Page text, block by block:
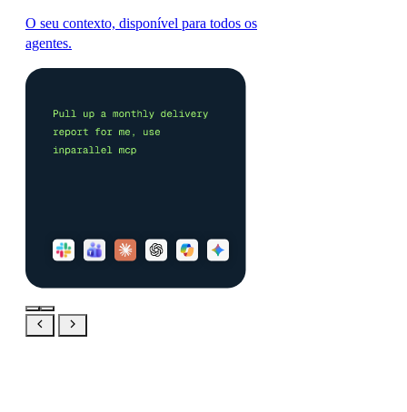
O seu contexto, disponível para todos os
agentes.